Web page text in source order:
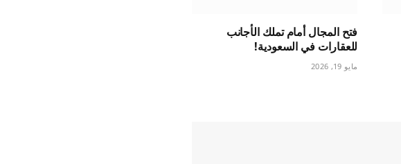
فتح المجال أمام تملك الأجانب
للعقارات في السعودية!
مايو 19, 2026